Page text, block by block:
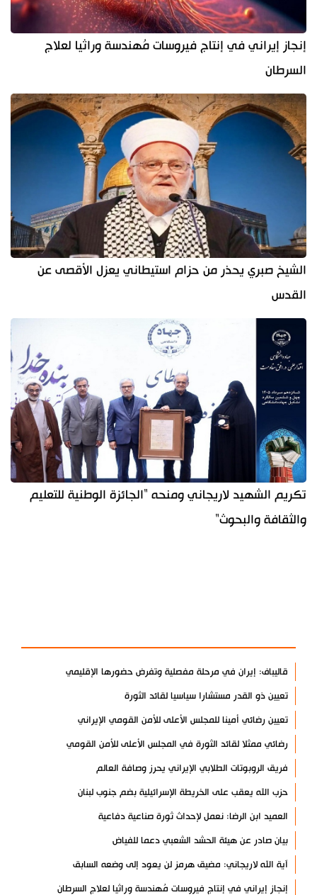
إنجاز إيراني في إنتاج فيروسات مُهندسة وراثيا لعلاج
السرطان
الشيخ صبري يحذر من حزام استيطاني يعزل الأقصى عن
القدس
تكريم الشهيد لاريجاني ومنحه "الجائزة الوطنية للتعليم
والثقافة والبحوث"
قاليباف: إيران في مرحلة مفصلية وتفرض حضورها الإقليمي
تعيين ذو القدر مستشارا سياسيا لقائد الثورة
تعيين رضائي أمينا للمجلس الأعلى للأمن القومي الإيراني
رضائي ممثلا لقائد الثورة في المجلس الأعلى للأمن القومي
فريق الروبوتات الطلابي الإيراني يحرز وصافة العالم
حزب الله يعقب على الخريطة الإسرائيلية بضم جنوب لبنان
العميد ابن الرضا: نعمل لإحداث ثورة صناعية دفاعية
بيان صادر عن هيئة الحشد الشعبي دعما للفياض
آية الله لاريجاني: مضيق هرمز لن يعود إلى وضعه السابق
إنجاز إيراني في إنتاج فيروسات مُهندسة وراثيا لعلاج السرطان